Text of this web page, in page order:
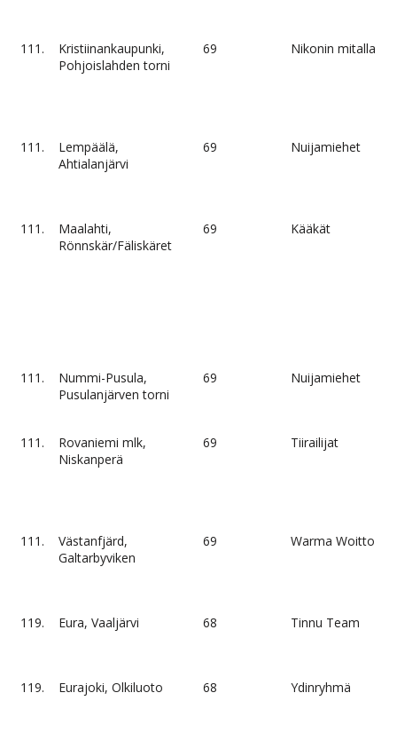
111.
Kristiinankaupunki,
Pohjoislahden torni
69 Nikonin mitalla
111.
Lempäälä,
Ahtialanjärvi
69 Nuijamiehet
111.
Maalahti,
Rönnskär/Fäliskäret
69 Kääkät
111.
Nummi-Pusula,
Pusulanjärven torni
69 Nuijamiehet
111.
Rovaniemi mlk,
Niskanperä
69 Tiirailijat
111.
Västanfjärd,
Galtarbyviken
69 Warma Woitto
119. Eura, Vaaljärvi 68 Tinnu Team
119. Eurajoki, Olkiluoto 68 Ydinryhmä